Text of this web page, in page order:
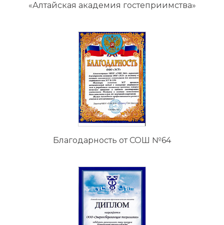
«Алтайская академия гостеприимства»
Благодарность от СОШ №64